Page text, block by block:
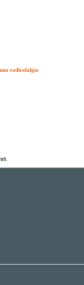
radicolalgia